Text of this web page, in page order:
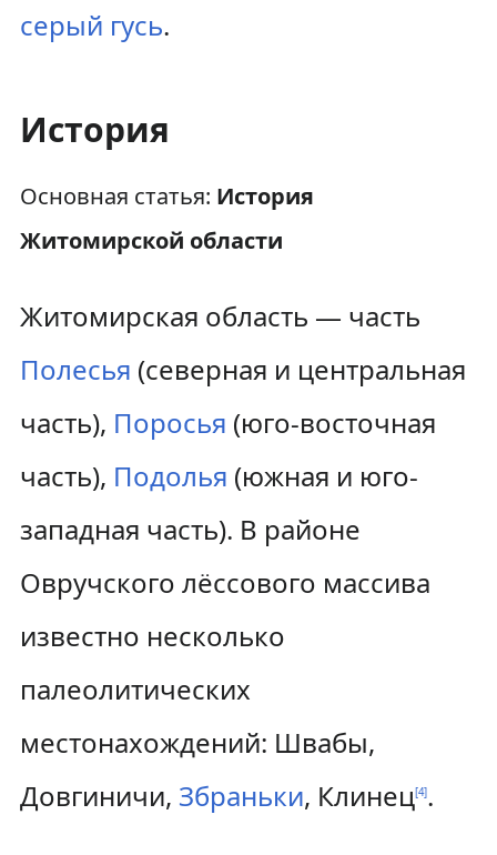
серый гусь.
История
Основная статья: История
Житомирской области
Житомирская область — часть
Полесья (северная и центральная
часть), Поросья (юго-восточная
часть), Подолья (южная и юго-
западная часть). В районе
Овручского лёссового массива
известно несколько
палеолитических
местонахождений: Швабы,
Довгиничи, Збраньки, Клинец[4].